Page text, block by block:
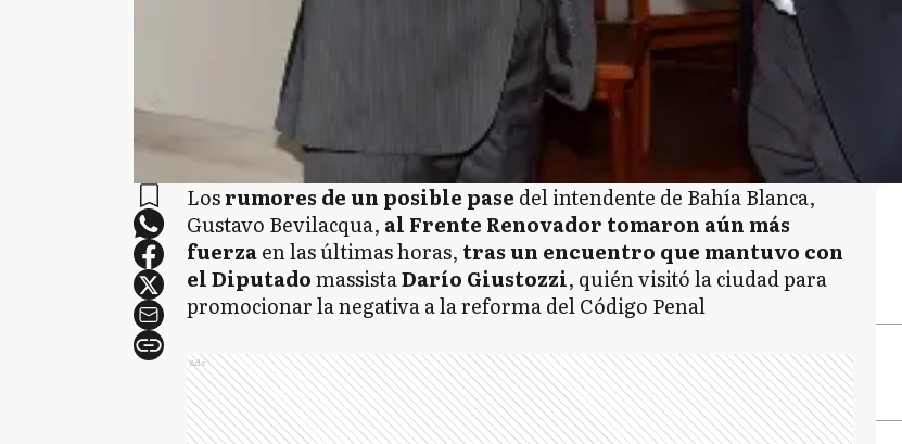
Losrumores de un posible pase del intendente de Bahía Blanca,
Gustavo Bevilacqua, al Frente Renovador tomaron aún más
fuerzaen las últimas horas, tras un encuentro que mantuvo con
el DiputadomassistaDarío Giustozzi, quién visitó la ciudad para
promocionar la negativa a la reforma del Código Penal
Ads